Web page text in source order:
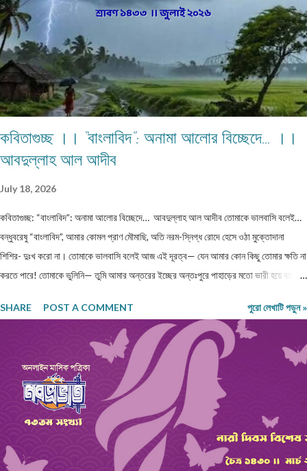
কবিতাগুচ্ছ ।। “বাংলাবিদ”: অনামা আলোর বিচ্ছেদে… ।।
আবদুল্লাহ আল আদীব
July 18, 2026
কবিতাগুচ্ছ: “বাংলাবিদ”: অনামা আলোর বিচ্ছেদে… আবদুল্লাহ আল আদীব তোমাকে ভালবাসি বলেই…
বন্ধুবরেষু “বাংলাবিদ”, আমার কোমল প্রাণ মৌমাছি, অতি নরম-স্নিগ্ধ রোদে হেসে ওঠা মুক্তোদানা
শিশির- দুঃখ করো না। তোমাকে ভালবাসি বলেই আজ এই দূরত্ব— যেন আমার কোন কিছু তোমার ক্ষতি না
করতে পারে! তোমাকে ভুলিনি— তুমি আমার অন্তরের ইচ্ছের অন্তঃপুরে পাহাড়ের মতো ভারী হয়ে বসে
বুক চিরে রক্ত ঝরায়। ভুলতে চেয়েছি— কিন্তু স্মৃতিগুলো আমার রক্তে জমাট বেঁধে আছে, যেন
পাথরখচিত প্রাচীন লিপি। তুমি হয়ে গেছো আমার নীরব কান্না, প্রতিটি লিখতে না পারা কবিতা আমার
ভাঙা আত্মার লুকানো আর্তনাদ। তোমার স্পর্শ নেই, নেই আমাদের সম্পর্কের কোন নাম— তবু তুমি আছো
অদৃশ্য, অমোঘ, যেন প্রতিটি ক্ষতচিহ্নে চিরন্তন বসবাস করা এক নিঃশব্দ মৃত্যু। ক্ষত-নিবদ্ধ বাঁশি… প্রিয়
“বাংলাবিদ” আমার, কি এক আশ্চর্য সমর্পণ তন্ময়তা, মোহময় আকর্ষণ, বকুলের বিহ্বল ঘ্রাণ তোমার সত্তায়!
তোমার বিস্তীর্ণ গালিচা থেকে বিদীর্ণ হয়ে আজ আমি বিচ্ছেদের নিঃ...
SHARE POST A COMMENT পুরো লেখাটি পড়ুন »